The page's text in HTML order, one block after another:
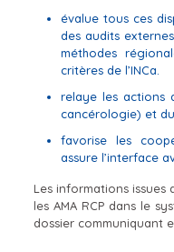
évalue tous ces
des audits
méthodes
critères de l’INCa.
relaye les actions
cancérologie) et du
favorise les
assure l’interface
Les informations issues
les AMA RCP dans le
dossier communiquant